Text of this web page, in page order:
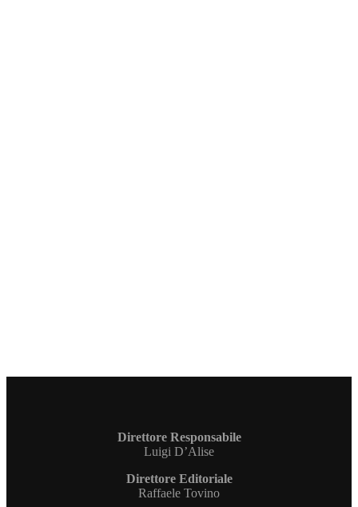
Direttore Responsabile
Luigi D’Alise
Direttore Editoriale
Raffaele Tovino